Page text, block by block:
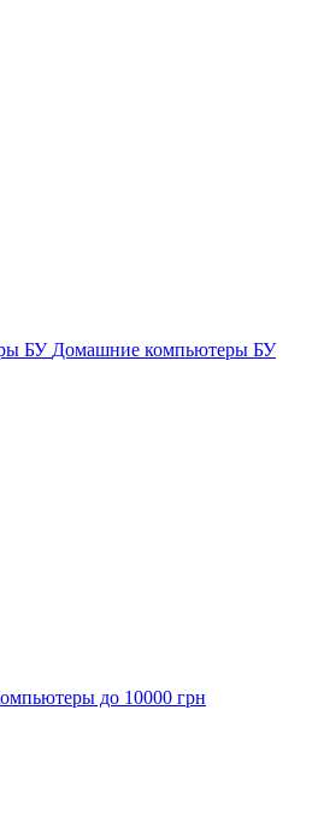
БУ Домашние компьютеры БУ
до 10000 грн